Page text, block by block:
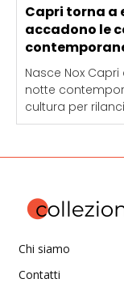
Capri torna a
accadono le
Nasce Nox
notte
cultura per
Chi siamo
Contatti